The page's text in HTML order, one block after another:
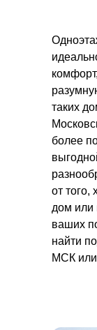
таких
более
от того,
дом или
ваших
найти
МСК